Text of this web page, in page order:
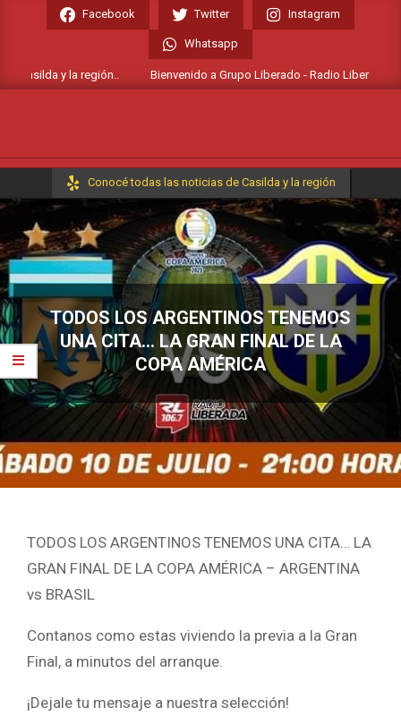
Facebook Twitter Instagram
Whatsapp
Casilda y la región.. Bienvenido a Grupo Liberado - Radio Liberada
Primary
Menu
Conocé todas las noticias de Casilda y la región
TODOS LOS ARGENTINOS TENEMOS
UNA CITA… LA GRAN FINAL DE LA
COPA AMÉRICA
TODOS LOS ARGENTINOS TENEMOS UNA CITA… LA
GRAN FINAL DE LA COPA AMÉRICA – ARGENTINA
vs BRASIL
Contanos como estas viviendo la previa a la Gran
Final, a minutos del arranque.
¡Dejale tu mensaje a nuestra selección!